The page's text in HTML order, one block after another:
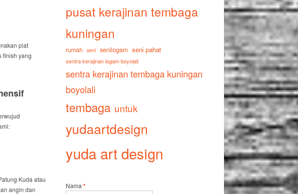
plat
finish yang
Kuda atau
angin dan
pusat kerajinan tembaga
kuningan
rumah seni senilogam seni pahat
sentra kerajinan logam boyolali
sentra kerajinan tembaga kuningan
boyolali
tembaga untuk
yudaartdesign
yuda art design
Nama *